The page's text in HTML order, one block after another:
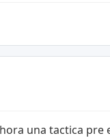
una tactica